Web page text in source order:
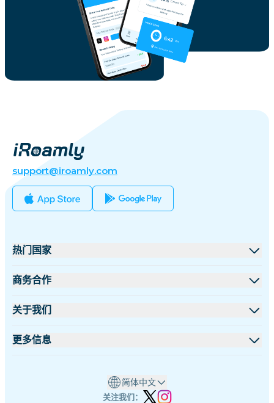
support@iroamly.com
热门国家
美国
法国
商务合作
批发平台
关于我们
关于 iRoamly
更多信息
简体中文
关注我们：